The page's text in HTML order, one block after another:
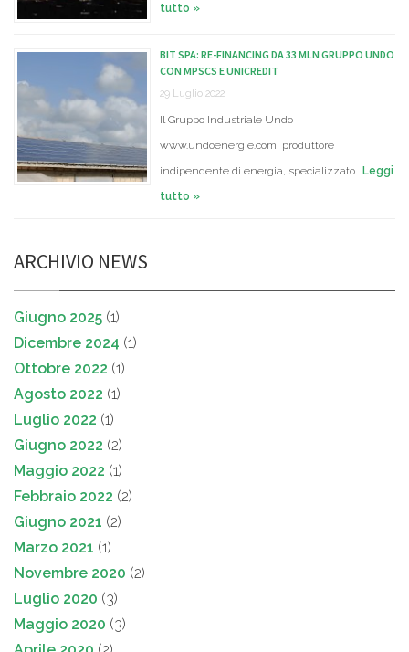
tutto »
BIT SPA: RE-FINANCING DA 33 MLN GRUPPO UNDO
CON MPSCS E UNICREDIT
29 Luglio 2022
Il Gruppo Industriale Undo
www.undoenergie.com, produttore
indipendente di energia, specializzato … Leggi
tutto »
ARCHIVIO NEWS
Giugno 2025 (1)
Dicembre 2024 (1)
Ottobre 2022 (1)
Agosto 2022 (1)
Luglio 2022 (1)
Giugno 2022 (2)
Maggio 2022 (1)
Febbraio 2022 (2)
Giugno 2021 (2)
Marzo 2021 (1)
Novembre 2020 (2)
Luglio 2020 (3)
Maggio 2020 (3)